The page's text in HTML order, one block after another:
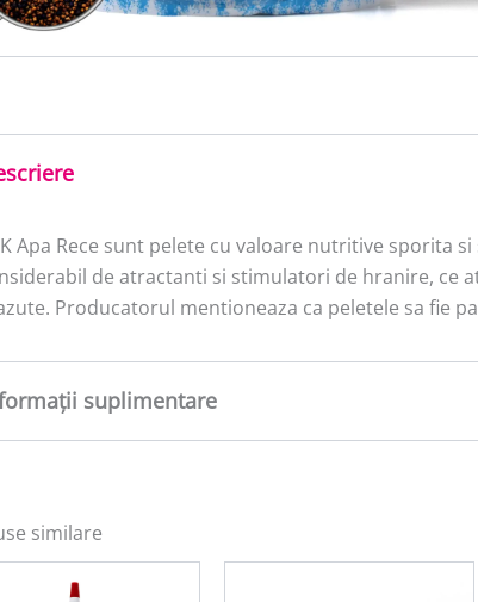
Apa Rece sunt pelete cu valoare nutritive sporita
de atractanti si stimulatori de hranire, ce
Producatorul mentioneaza ca peletele sa fie
suplimentare
similare